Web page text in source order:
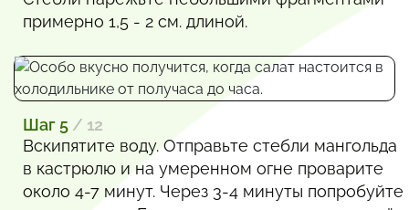
примерно 1,5 - 2 см. длиной.
Шаг 5 / 12
Вскипятите воду. Отправьте стебли мангольда
в кастрюлю и на умеренном огне проварите
около 4-7 минут. Через 3-4 минуты попробуйте